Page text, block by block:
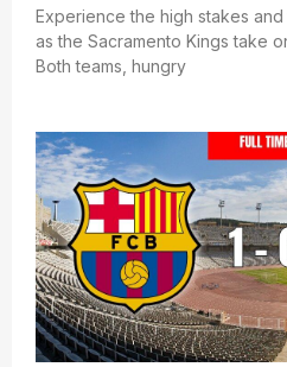
Experience the high stakes
as the Sacramento Kings take
Both teams, hungry